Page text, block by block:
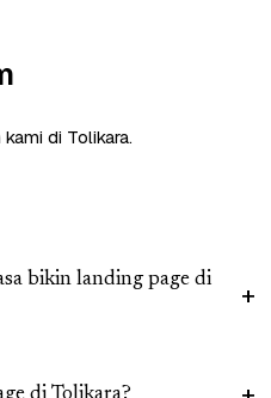
di Tolikara.
bikin landing page di